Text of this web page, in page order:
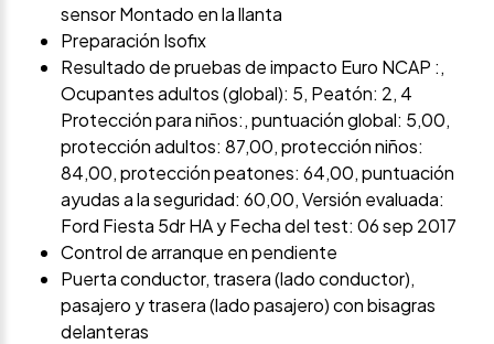
sensor Montado en la llanta
Preparación Isofix
Resultado de pruebas de impacto Euro NCAP :,
Ocupantes adultos (global): 5, Peatón: 2, 4
Protección para niños:, puntuación global: 5,00,
protección adultos: 87,00, protección niños:
84,00, protección peatones: 64,00, puntuación
ayudas a la seguridad: 60,00, Versión evaluada:
Ford Fiesta 5dr HA y Fecha del test: 06 sep 2017
Control de arranque en pendiente
Puerta conductor, trasera (lado conductor),
pasajero y trasera (lado pasajero) con bisagras
delanteras